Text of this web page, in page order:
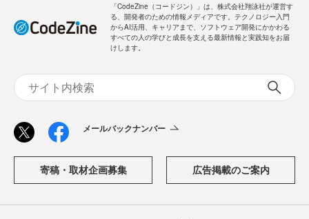
「CodeZine（コードジン）」は、株式会社翔泳社が運営す
る、開発者のための情報メディアです。テクノロジー入門
からAI活用、キャリアまで、ソフトウェア開発にかかわる
すべての人の学びと成長を支える最新情報と実践知をお届
けします。
メールバックナンバー
寄稿・取材企画募集 広告掲載のご案内